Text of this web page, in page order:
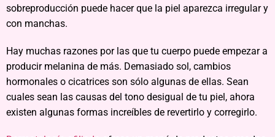
sobreproducción puede hacer que la piel aparezca irregular y
con manchas.
Hay muchas razones por las que tu cuerpo puede empezar a
producir melanina de más. Demasiado sol, cambios
hormonales o cicatrices son sólo algunas de ellas. Sean
cuales sean las causas del tono desigual de tu piel, ahora
existen algunas formas increíbles de revertirlo y corregirlo.